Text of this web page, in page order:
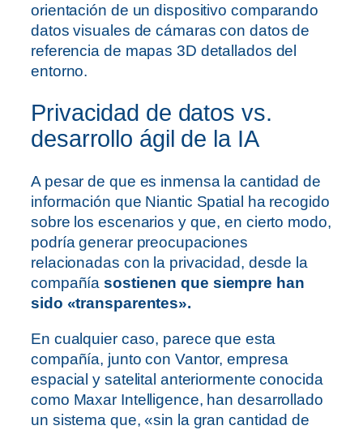
orientación de un dispositivo comparando
datos visuales de cámaras con datos de
referencia de mapas 3D detallados del
entorno.
Privacidad de datos vs.
desarrollo ágil de la IA
A pesar de que es inmensa la cantidad de
información que Niantic Spatial ha recogido
sobre los escenarios y que, en cierto modo,
podría generar preocupaciones
relacionadas con la privacidad, desde la
compañíasostienen que siempre han
sido «transparentes».
En cualquier caso, parece que esta
compañía, junto con Vantor, empresa
espacial y satelital anteriormente conocida
como Maxar Intelligence, han desarrollado
un sistema que, «sin la gran cantidad de